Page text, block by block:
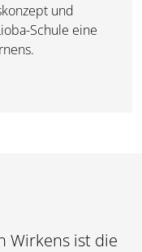
und
Schule eine
Wirkens ist die